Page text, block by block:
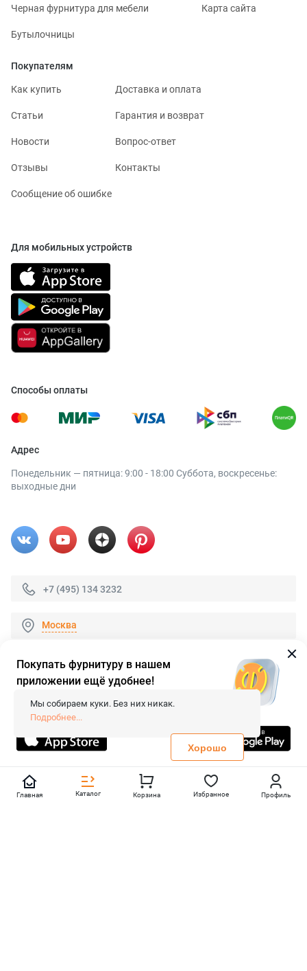
Черная фурнитура для мебели
Бутылочницы
Карта сайта
Покупателям
Как купить Доставка и оплата
Статьи Гарантия и возврат
Новости Вопрос-ответ
Отзывы Контакты
Сообщение об ошибке
Для мобильных устройств
Способы оплаты
Адрес
Понедельник — пятница: 9:00 - 18:00 Суббота, воскресенье:
выходные дни
+7 (495) 134 3232
Москва
© 2026 «FieraShop.ru»
Сопровождение сайта
- Вебформат.
Все права защищены.
Не является публичной офертой
Политика конфиденциальности
Главная Каталог Корзина Избранное Профиль
Покупать фурнитуру в нашем
приложении ещё удобнее!
Мы собираем куки. Без них никак.
Подробнее...
Хорошо